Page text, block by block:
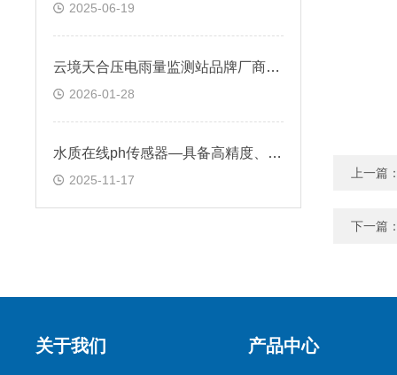
2025-06-19
云境天合压电雨量监测站品牌厂商：可对降水过程进行全程不间断监测
2026-01-28
水质在线ph传感器—具备高精度、稳定性强等特点，实现远程监控与自动化控制
2025-11-17 上一篇
下一篇
关于我们 产品中心